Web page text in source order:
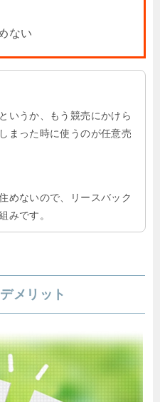
ない
いうか、もう競売にかけら
まった時に使うのが任意売
めないので、リースバック
みです。
メリット